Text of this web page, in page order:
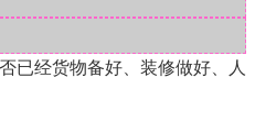
已经货物备好、装修做好、人